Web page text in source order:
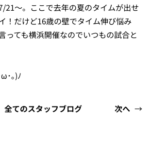
21～。ここで去年の夏のタイムが出せ
！だけど16歳の壁でタイム伸び悩み
っても横浜開催なのでいつもの試合と
･｡)ﾉ
全てのスタッフブログ 次へ →